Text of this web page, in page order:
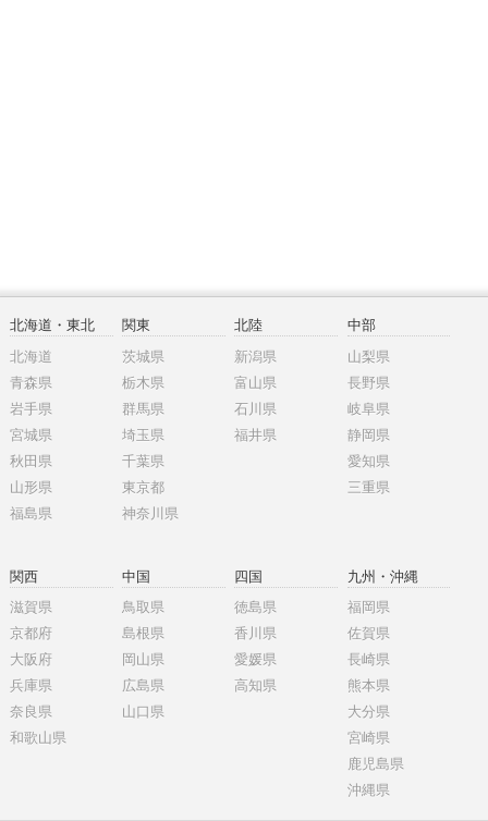
北海道・東北
北海道
青森県
岩手県
宮城県
秋田県
山形県
福島県
関東
茨城県
栃木県
群馬県
埼玉県
千葉県
東京都
神奈川県
北陸
新潟県
富山県
石川県
福井県
中部
山梨県
長野県
岐阜県
静岡県
愛知県
三重県
関西
滋賀県
京都府
大阪府
兵庫県
奈良県
和歌山県
中国
鳥取県
島根県
岡山県
広島県
山口県
四国
徳島県
香川県
愛媛県
高知県
九州・沖縄
福岡県
佐賀県
長崎県
熊本県
大分県
宮崎県
鹿児島県
沖縄県